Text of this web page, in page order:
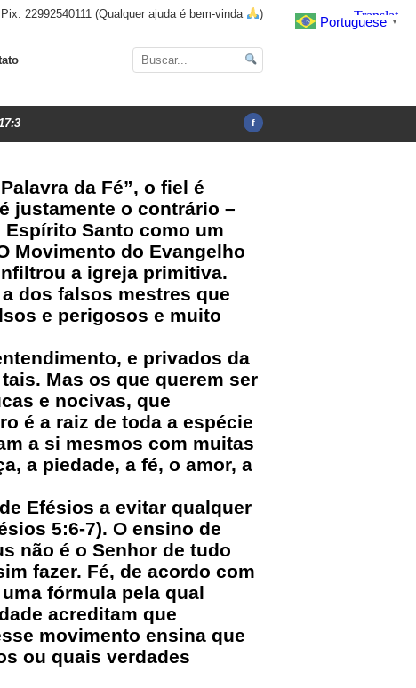
Pix: 22992540111 (Qualquer ajuda é bem-vinda )
f
da Fé”, o fiel é
justamente o contrário –
Espírito Santo como um
Movimento do Evangelho
a igreja primitiva.
dos falsos mestres que
e perigosos e muito
e privados da
Mas os que querem ser
e nocivas, que
é a raiz de toda a espécie
a si mesmos com muitas
a piedade, a fé, o amor, a
Efésios a evitar qualquer
5:6-7). O ensino de
não é o Senhor de tudo
fazer. Fé, de acordo com
fórmula pela qual
acreditam que
movimento ensina que
ou quais verdades
Portuguese ▼